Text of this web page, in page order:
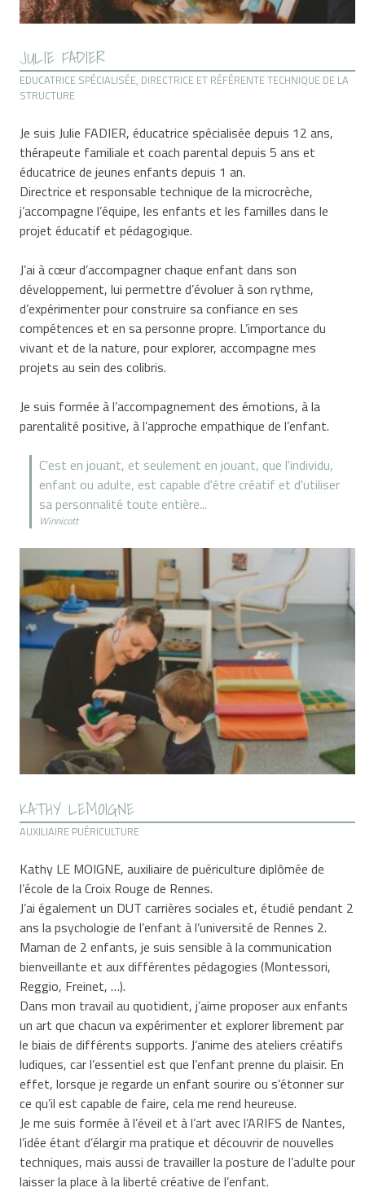
JULIE FADIER
EDUCATRICE SPÉCIALISÉE, DIRECTRICE ET RÉFÉRENTE TECHNIQUE DE LA
STRUCTURE
Je suis Julie FADIER, éducatrice spécialisée depuis 12 ans,
thérapeute familiale et coach parental depuis 5 ans et
éducatrice de jeunes enfants depuis 1 an.
Directrice et responsable technique de la microcrèche,
j’accompagne l’équipe, les enfants et les familles dans le
projet éducatif et pédagogique.
J’ai à cœur d’accompagner chaque enfant dans son
développement, lui permettre d’évoluer à son rythme,
d’expérimenter pour construire sa confiance en ses
compétences et en sa personne propre. L’importance du
vivant et de la nature, pour explorer, accompagne mes
projets au sein des colibris.
Je suis formée à l’accompagnement des émotions, à la
parentalité positive, à l’approche empathique de l’enfant.
C'est en jouant, et seulement en jouant, que l'individu,
enfant ou adulte, est capable d'être créatif et d'utiliser
sa personnalité toute entière...
Winnicott
KATHY LEMOIGNE
AUXILIAIRE PUÉRICULTURE
Kathy LE MOIGNE, auxiliaire de puériculture diplômée de
l’école de la Croix Rouge de Rennes.
J’ai également un DUT carrières sociales et, étudié pendant 2
ans la psychologie de l’enfant à l’université de Rennes 2.
Maman de 2 enfants, je suis sensible à la communication
bienveillante et aux différentes pédagogies (Montessori,
Reggio, Freinet, …).
Dans mon travail au quotidient, j’aime proposer aux enfants
un art que chacun va expérimenter et explorer librement par
le biais de différents supports. J’anime des ateliers créatifs
ludiques, car l’essentiel est que l’enfant prenne du plaisir. En
effet, lorsque je regarde un enfant sourire ou s’étonner sur
ce qu’il est capable de faire, cela me rend heureuse.
Je me suis formée à l’éveil et à l’art avec l’ARIFS de Nantes,
l’idée étant d’élargir ma pratique et découvrir de nouvelles
techniques, mais aussi de travailler la posture de l’adulte pour
laisser la place à la liberté créative de l’enfant.